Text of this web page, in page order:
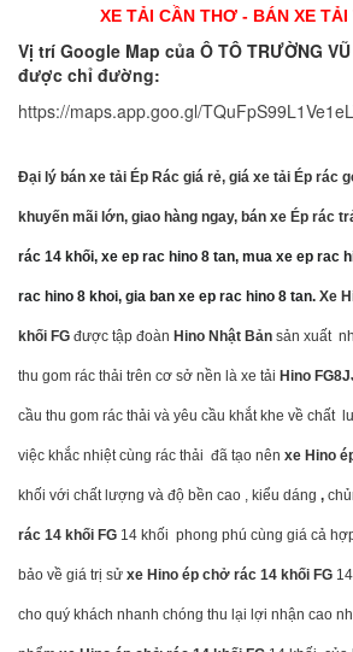
XE TẢI CẦN THƠ - BÁN XE TẢI
Vị trí Google Map của Ô TÔ TRƯỜNG
được chỉ đường:
https://maps.app.goo.gl/
Đại lý bán xe tải Ép Rác giá rẻ, giá xe tải Ép rác
khuyến mãi lớn, giao hàng ngay, bán xe Ép rác
rác 14 khối, xe ep rac hino 8 tan, mua xe ep rac
rac hino 8 khoi, gia ban xe ep rac hino 8 tan. Xe
khối FG được tập đoàn Hino Nhật Bản sản xuất
thu gom rác thải trên cơ sở nền là xe tải Hino
cầu thu gom rác thải và yêu cầu khắt khe về chất
việc khắc nhiệt cùng rác thải đã tạo nên xe Hino
khối với chất lượng và độ bền cao , kiểu dáng ,
rác 14 khối FG 14 khối phong phú cùng giá cả
bảo về giá trị sử xe Hino ép chở rác 14 khối FG
cho quý khách nhanh chóng thu lại lợi nhận cao